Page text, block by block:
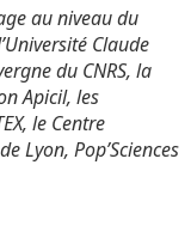
au niveau du
Claude
du CNRS, la
Apicil, les
le Centre
Lyon, Pop’Sciences